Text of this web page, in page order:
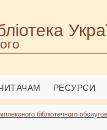
РЕСУРСИ
бібліотечного